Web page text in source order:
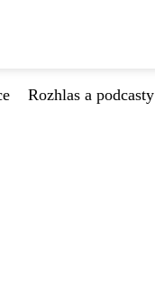
Rozhlas a podcasty